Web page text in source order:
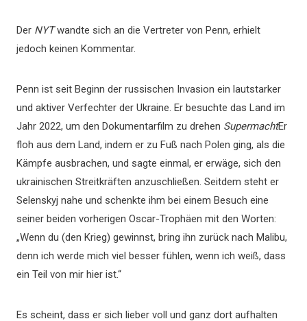
Der NYTwandte sich an die Vertreter von Penn, erhielt
jedoch keinen Kommentar.
Penn ist seit Beginn der russischen Invasion ein lautstarker
und aktiver Verfechter der Ukraine. Er besuchte das Land im
Jahr 2022, um den Dokumentarfilm zu drehen SupermachtEr
floh aus dem Land, indem er zu Fuß nach Polen ging, als die
Kämpfe ausbrachen, und sagte einmal, er erwäge, sich den
ukrainischen Streitkräften anzuschließen. Seitdem steht er
Selenskyj nahe und schenkte ihm bei einem Besuch eine
seiner beiden vorherigen Oscar-Trophäen mit den Worten:
„Wenn du (den Krieg) gewinnst, bring ihn zurück nach Malibu,
denn ich werde mich viel besser fühlen, wenn ich weiß, dass
ein Teil von mir hier ist.“
Es scheint, dass er sich lieber voll und ganz dort aufhalten